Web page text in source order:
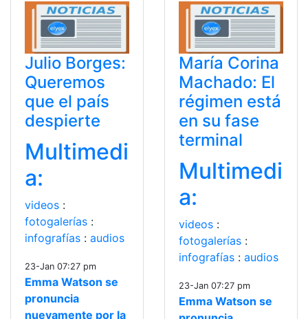
Julio Borges:
Queremos
que el país
despierte
Multimedi
a:
videos :
fotogalerías :
infografías : audios
23-Jan 07:27 pm
Emma Watson se
pronuncia
nuevamente por la
María Corina
Machado: El
régimen está
en su fase
terminal
Multimedi
a:
videos :
fotogalerías :
infografías : audios
23-Jan 07:27 pm
Emma Watson se